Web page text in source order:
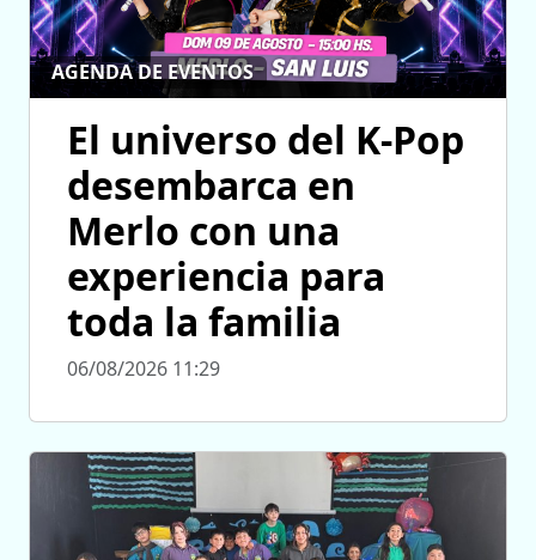
AGENDA DE EVENTOS
El universo del K-Pop
desembarca en
Merlo con una
experiencia para
toda la familia
06/08/2026 11:29